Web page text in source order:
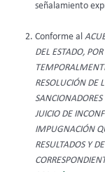
señalamiento
Conforme al
DEL ESTADO,
RESOLUCIÓN DE
JUICIO DE
IMPUGNACIÓN
RESULTADOS Y